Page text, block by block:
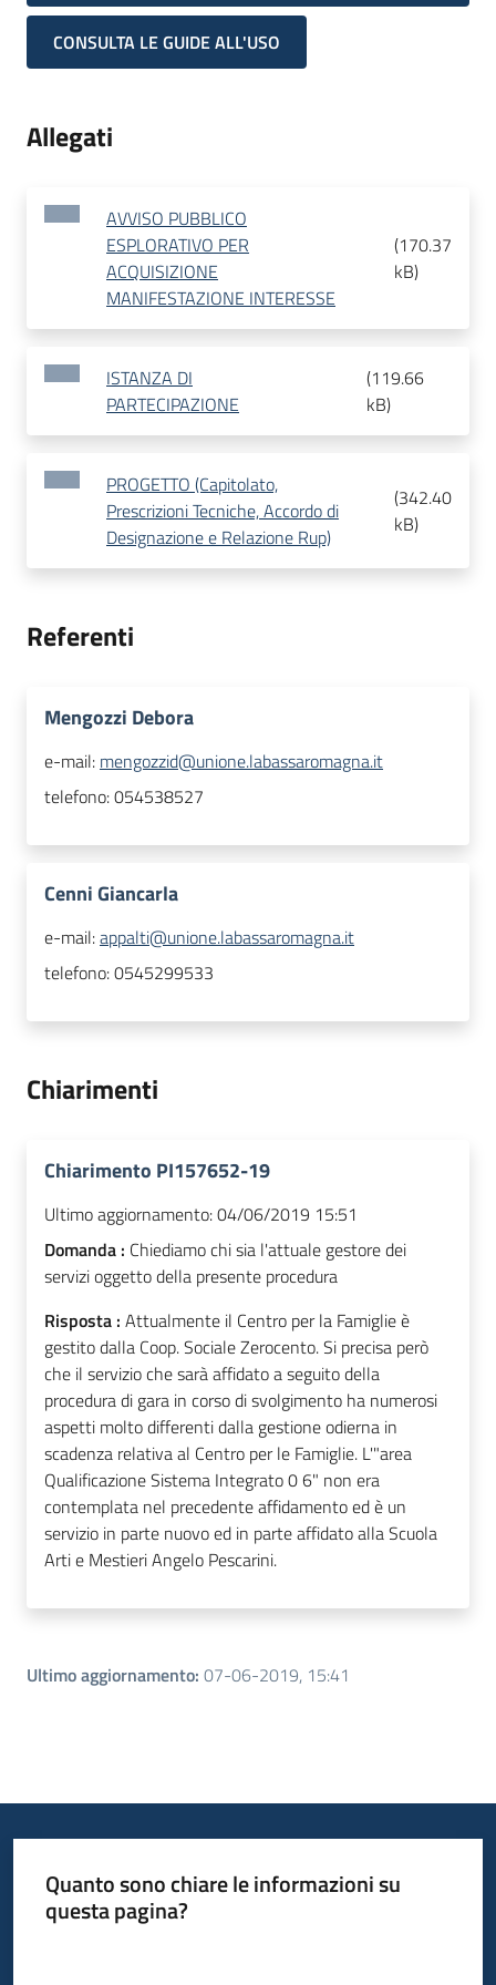
CONSULTA LE GUIDE ALL'USO
Allegati
AVVISO PUBBLICO
ESPLORATIVO PER
ACQUISIZIONE
MANIFESTAZIONE INTERESSE
(170.37
kB)
ISTANZA DI
PARTECIPAZIONE
(119.66
kB)
PROGETTO (Capitolato,
Prescrizioni Tecniche, Accordo di
Designazione e Relazione Rup)
(342.40
kB)
Referenti
Mengozzi Debora
e-mail: mengozzid@unione.labassaromagna.it
telefono:054538527
Cenni Giancarla
e-mail:appalti@unione.labassaromagna.it
telefono:0545299533
Chiarimenti
Chiarimento PI157652-19
Ultimo aggiornamento:04/06/2019 15:51
Domanda : Chiediamo chi sia l'attuale gestore dei
servizi oggetto della presente procedura
Risposta : Attualmente il Centro per la Famiglie è
gestito dalla Coop. Sociale Zerocento. Si precisa però
che il servizio che sarà affidato a seguito della
procedura di gara in corso di svolgimento ha numerosi
aspetti molto differenti dalla gestione odierna in
scadenza relativa al Centro per le Famiglie. L'"area
Qualificazione Sistema Integrato 0 6" non era
contemplata nel precedente affidamento ed è un
servizio in parte nuovo ed in parte affidato alla Scuola
Arti e Mestieri Angelo Pescarini.
Ultimo aggiornamento: 07-06-2019, 15:41
Quanto sono chiare le informazioni su
questa pagina?